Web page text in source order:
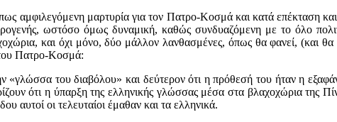
αμφιλεγόμενη μαρτυρία για τον Πατρο-Κοσμά και κατά επέκταση
ωστόσο όμως δυναμική, καθώς συνδυαζόμενη με το όλο
και όχι μόνο, δύο μάλλον λανθασμένες, όπως θα φανεί, (και
του Πατρο-Κοσμά:
του διαβόλου» και δεύτερον ότι η πρόθεσή του ήταν η
ότι η ύπαρξη της ελληνικής γλώσσας μέσα στα βλαχοχώρια της
αυτοί οι τελευταίοι έμαθαν και τα ελληνικά.